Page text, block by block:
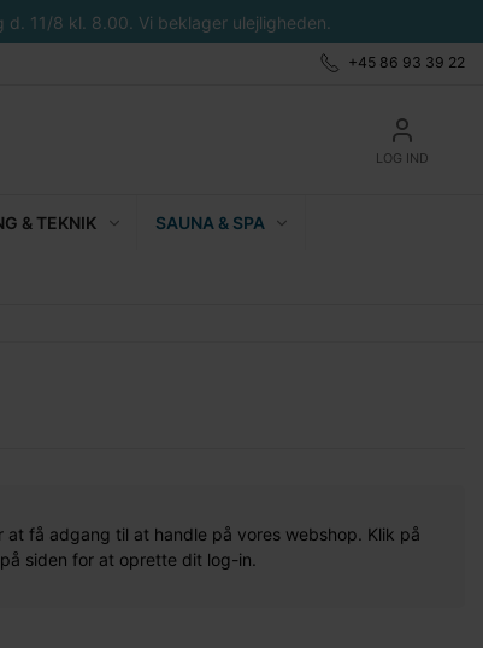
11/8 kl. 8.00. Vi beklager ulejligheden.
+45 86 93 39 22
LOG IND
& TEKNIK SAUNA & SPA
få adgang til at handle på vores webshop. Klik på
siden for at oprette dit log-in.